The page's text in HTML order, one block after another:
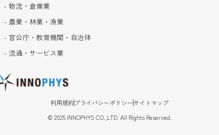
- 物流・倉庫業
- 農業・林業・漁業
- 官公庁・教育機関・自治体
- 流通・サービス業
利用規約 プライバシーポリシーサイトマップ
© 2025 INNOPHYS CO.,LTD. All Rights Reserved.